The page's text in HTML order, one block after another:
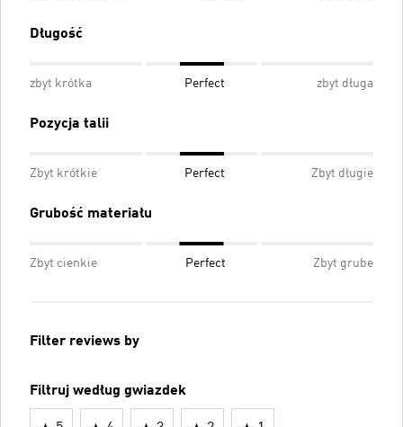
Długość
zbyt krótka Perfect zbyt długa
Pozycja talii
Zbyt krótkie Perfect Zbyt długie
Grubość materiału
Zbyt cienkie Perfect Zbyt grube
Filter reviews by
Filtruj według gwiazdek